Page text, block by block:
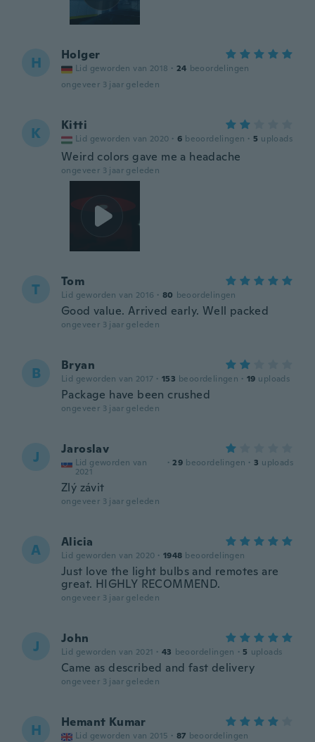
H Holger
Lid geworden van 2018 · 24 beoordelingen
ongeveer 3 jaar geleden
K Kitti
Lid geworden van 2020 · 6 beoordelingen · 5 uploads
Weird colors gave me a headache
ongeveer 3 jaar geleden
T Tom
Lid geworden van 2016 · 80 beoordelingen
Good value. Arrived early. Well packed
ongeveer 3 jaar geleden
B Bryan
Lid geworden van 2017 · 153 beoordelingen · 19 uploads
Package have been crushed
ongeveer 3 jaar geleden
J Jaroslav
Lid geworden van
2021
· 29 beoordelingen · 3 uploads
Zlý závit
ongeveer 3 jaar geleden
A Alicia
Lid geworden van 2020 · 1948 beoordelingen
Just love the light bulbs and remotes are
great. HIGHLY RECOMMEND.
ongeveer 3 jaar geleden
J John
Lid geworden van 2021 · 43 beoordelingen · 5 uploads
Came as described and fast delivery
ongeveer 3 jaar geleden
H Hemant Kumar
Lid geworden van 2015 · 87 beoordelingen